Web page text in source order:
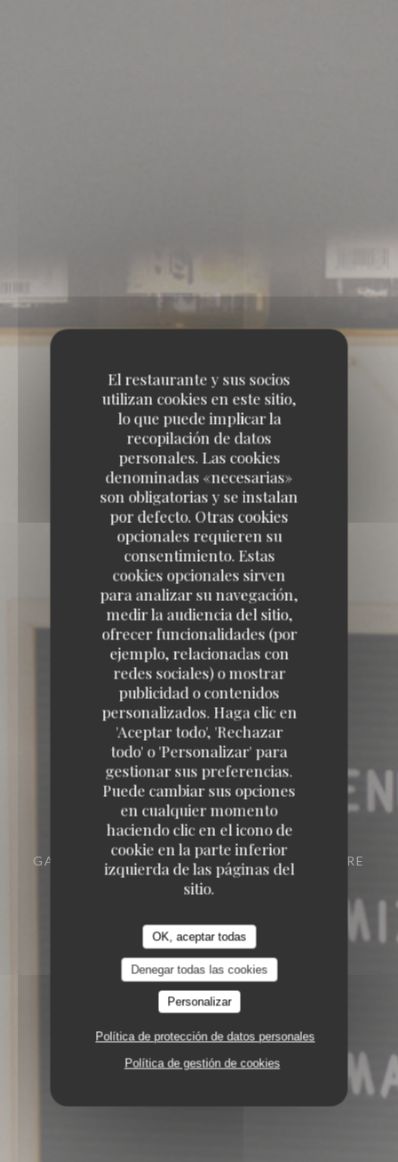
El restaurante y sus socios
utilizan cookies en este sitio,
lo que puede implicar la
recopilación de datos
personales. Las cookies
denominadas «necesarias»
son obligatorias y se instalan
por defecto. Otras cookies
opcionales requieren su
consentimiento. Estas
cookies opcionales sirven
para analizar su navegación,
medir la audiencia del sitio,
ofrecer funcionalidades (por
ejemplo, relacionadas con
redes sociales) o mostrar
publicidad o contenidos
personalizados. Haga clic en
'Aceptar todo', 'Rechazar
todo' o 'Personalizar' para
gestionar sus preferencias.
Puede cambiar sus opciones
en cualquier momento
haciendo clic en el icono de
cookie en la parte inferior
izquierda de las páginas del
sitio.
OK, aceptar todas
Denegar todas las cookies
Personalizar
Política de protección de datos personales
Política de gestión de cookies
GASTRONOMÍA ASIATÍCA
91 RUE ECUYERE
76000 ROUEN